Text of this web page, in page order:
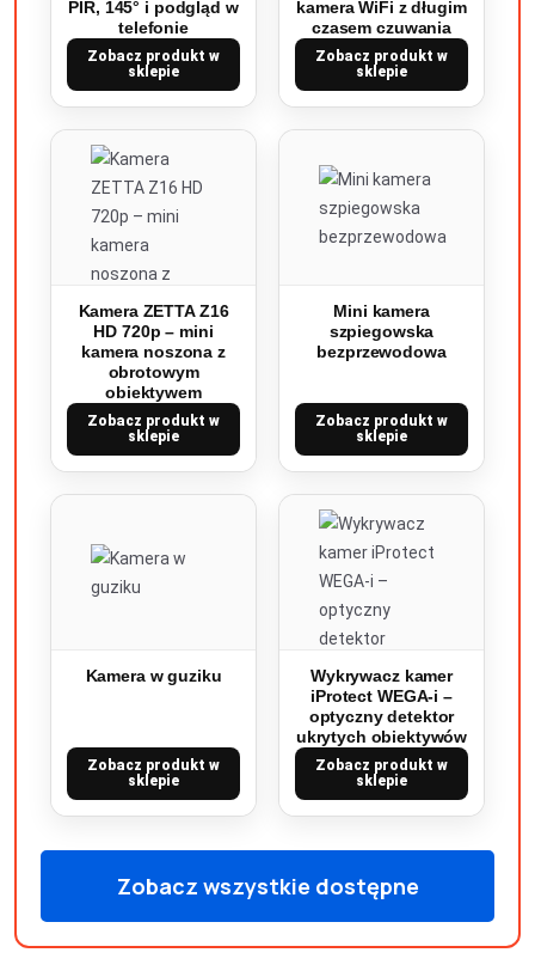
PIR, 145° i podgląd w
telefonie
Zobacz produkt w
sklepie
kamera WiFi z długim
czasem czuwania
Zobacz produkt w
sklepie
Kamera ZETTA Z16
HD 720p – mini
kamera noszona z
obrotowym
obiektywem
Zobacz produkt w
sklepie
Mini kamera
szpiegowska
bezprzewodowa
Zobacz produkt w
sklepie
Kamera w guziku
Zobacz produkt w
sklepie
Wykrywacz kamer
iProtect WEGA-i –
optyczny detektor
ukrytych obiektywów
Zobacz produkt w
sklepie
Zobacz wszystkie dostępne
produkty